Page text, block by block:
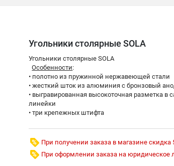
Угольники столярные SOLA
Угольники столярные SOLA
Особенности:
• полотно из пружинной нержавеющей стали
• жесткий шток из алюминия с бронзовый
• выгравированная высокоточная разметка в
линейки
• три крепежных штифта
При получении заказа в магазине скидка
При оформлении заказа на юридическое